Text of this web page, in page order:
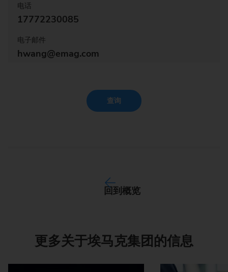
电话
17772230085
电子邮件
hwang@emag.com
查询
回到概览
更多关于埃马克集团的信息